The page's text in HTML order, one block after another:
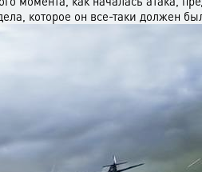
которое он все-таки должен